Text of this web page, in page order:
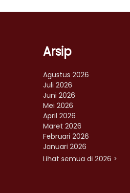
Arsip
Agustus 2026
Juli 2026
Juni 2026
Mei 2026
April 2026
Maret 2026
Februari 2026
Januari 2026
Lihat semua di 2026 >